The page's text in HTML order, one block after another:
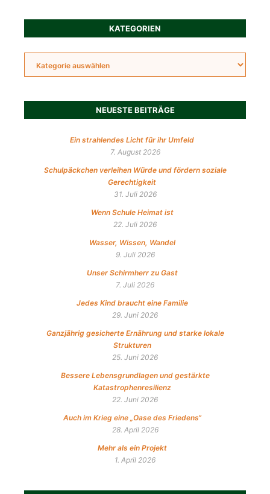
KATEGORIEN
NEUESTE BEITRÄGE
Ein strahlendes Licht für ihr Umfeld
7. August 2026
Schulpäckchen verleihen Würde und fördern soziale
Gerechtigkeit
31. Juli 2026
Wenn Schule Heimat ist
22. Juli 2026
Wasser, Wissen, Wandel
9. Juli 2026
Unser Schirmherr zu Gast
7. Juli 2026
Jedes Kind braucht eine Familie
29. Juni 2026
Ganzjährig gesicherte Ernährung und starke lokale
Strukturen
25. Juni 2026
Bessere Lebensgrundlagen und gestärkte
Katastrophenresilienz
22. Juni 2026
Auch im Krieg eine „Oase des Friedens“
28. April 2026
Mehr als ein Projekt
1. April 2026